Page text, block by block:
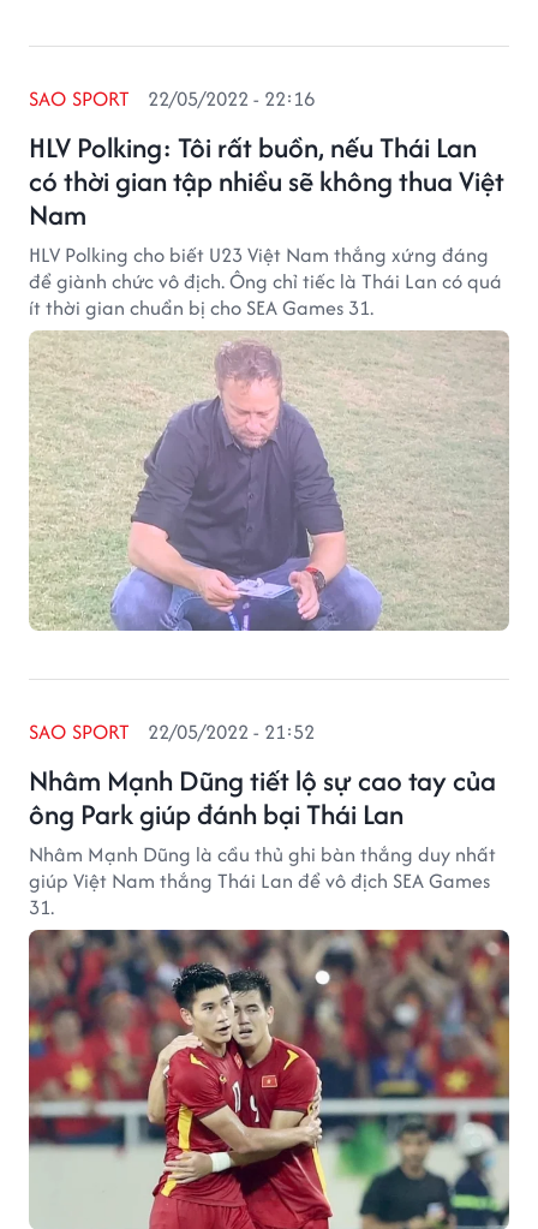
HLV Polking: Tôi rất buồn, nếu Thái Lan
có thời gian tập nhiều sẽ không thua Việt
Nam
SAO SPORT 22/05/2022 - 22:16
HLV Polking cho biết U23 Việt Nam thắng xứng đáng
để giành chức vô địch. Ông chỉ tiếc là Thái Lan có quá
ít thời gian chuẩn bị cho SEA Games 31.
Nhâm Mạnh Dũng tiết lộ sự cao tay của
ông Park giúp đánh bại Thái Lan
SAO SPORT 22/05/2022 - 21:52
Nhâm Mạnh Dũng là cầu thủ ghi bàn thắng duy nhất
giúp Việt Nam thắng Thái Lan để vô địch SEA Games
31.